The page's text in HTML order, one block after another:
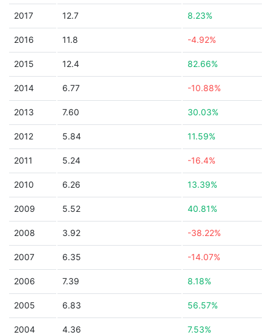
2017 12.7 8.23%
2016 11.8 -4.92%
2015 12.4 82.66%
2014 6.77 -10.88%
2013 7.60 30.03%
2012 5.84 11.59%
2011 5.24 -16.4%
2010 6.26 13.39%
2009 5.52 40.81%
2008 3.92 -38.22%
2007 6.35 -14.07%
2006 7.39 8.18%
2005 6.83 56.57%
2004 4.36 7.53%